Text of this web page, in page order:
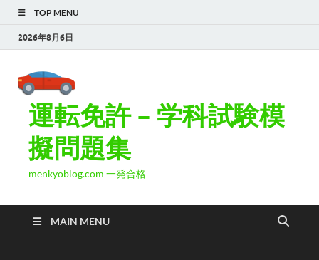
TOP MENU
2026年8月6日
運転免許 – 学科試験模
擬問題集
menkyoblog.com 一発合格
MAIN MENU